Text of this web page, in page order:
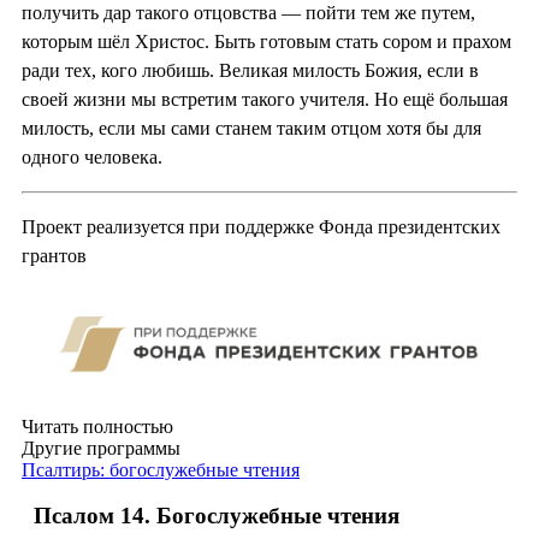
получить дар такого отцовства — пойти тем же путем,
которым шёл Христос. Быть готовым стать сором и прахом
ради тех, кого любишь. Великая милость Божия, если в
своей жизни мы встретим такого учителя. Но ещё большая
милость, если мы сами станем таким отцом хотя бы для
одного человека.
Проект реализуется при поддержке Фонда президентских
грантов
Читать полностью
Другие программы
Псалтирь: богослужебные чтения
Псалом 14. Богослужебные чтения